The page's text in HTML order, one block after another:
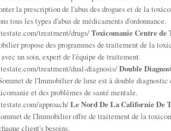
la prescription de l'abus des drogues et de la
tous les types d'abus de médicaments d'ordonnance.
treatment/drugs/Toxicomanie Centre
propose des programmes de traitement de la
un soin, expert de l'équipe de traitement.
treatment/dual-diagnosis/Double
de l'Immobilier de luxe est à double
et des problèmes de santé mentale.
approach/Le Nord De La Californie De
de l'Immobilier offre de traitement de la
client's besoins.